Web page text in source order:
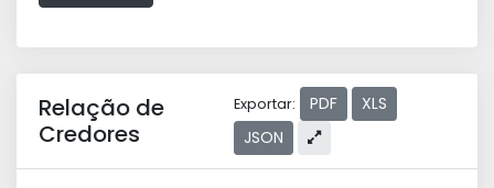
Relação de
Credores
Exportar: PDF
XLS
JSON